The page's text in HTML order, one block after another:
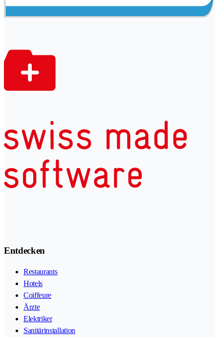
Entdecken
Restaurants
Hotels
Coiffeure
Ärzte
Elektriker
Sanitärinstallation